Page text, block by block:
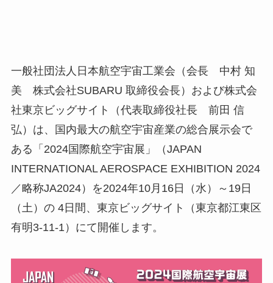
一般社団法人日本航空宇宙工業会（会長 中村 知
美 株式会社SUBARU 取締役会長）および株式会
社東京ビッグサイト（代表取締役社長 前田 信
弘）は、国内最大の航空宇宙産業の総合展示会で
ある「2024国際航空宇宙展」（JAPAN
INTERNATIONAL AEROSPACE EXHIBITION 2024
／略称JA2024）を2024年10月16日（水）～19日
（土）の 4日間、東京ビッグサイト（東京都江東区
有明3-11-1）にて開催します。